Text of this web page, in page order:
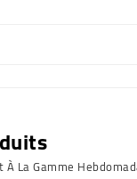
La Gamme